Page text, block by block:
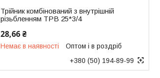
Трійник комбінований з внутрішній
різьбленням ТРВ 25*3/4
28,66 ₴
Немає в наявності
Оптом і в роздріб
+380 (50) 194-89-99